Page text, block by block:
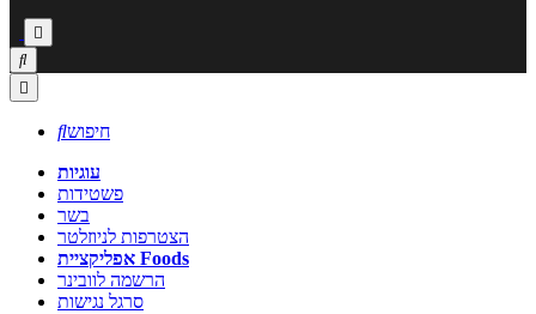



חיפוש
עוגיות
פשטידות
בשר
הצטרפות לניוזלטר
אפליקציית Foods
הרשמה לוובינר
סרגל נגישות